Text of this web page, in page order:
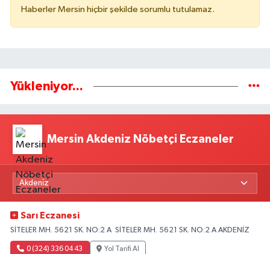
Haberler Mersin hiçbir şekilde sorumlu tutulamaz.
Yükleniyor...
Mersin Akdeniz Nöbetçi Eczaneler
Sarı Eczanesi
SİTELER MH. 5621 SK. NO:2 A SİTELER MH. 5621 SK. NO:2 A AKDENİZ
0 (324) 336 04 43 Yol Tarifi Al